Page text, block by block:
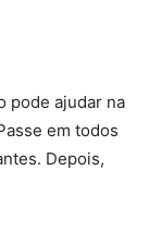
pode ajudar na
em todos
Depois,